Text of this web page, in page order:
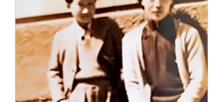
捐赠方法
义工计划
我要订阅
新媒体平台
清华故事
青春风采
校友文苑
校友讲坛
终身学习
信息化服务
三创大赛
实用信息
校友总会
总会简介
会长致辞
总会章程
关闭